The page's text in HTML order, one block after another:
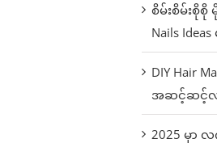
စိမ်းစိမ်းစို
Nails Ideas
DIY Hair
အဆင့်ဆင့်လ
2025 မှာ